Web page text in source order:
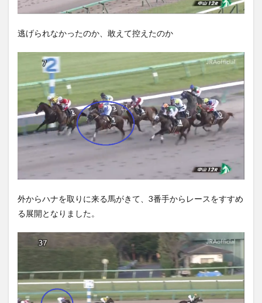
逃げられなかったのか、敢えて控えたのか
外からハナを取りに来る馬がきて、3番手からレースをすすめ
る展開となりました。